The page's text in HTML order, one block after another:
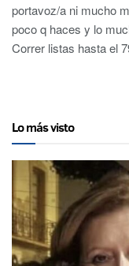
portavoz/a ni mucho
poco q haces y lo
Correr listas hasta el
Lo más visto